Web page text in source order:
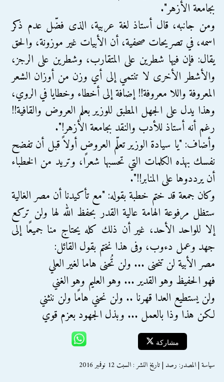
بجامعة الأزهر".
ومن جانبه، قال أستاذ لغة عربية، الذى فضّل عدم ذكر
اسمه، في تصريحات صحفية، أن الأبيات غير موزونة، والحق
يقال: فإن فيها شطرين على المتقارب، وشطرين على الرجز،
والأشطر الأخرى لا تنتمي إلى أي وزن من أوزان الشعر
المعروفة واللا معروفة!! إضافة إلى أخطاء وخطايا في الروي،
وهذا يدل على الجهل المطبق للوزير بعلم العروض والقافية!!
رغم أنه أستاذ للأدب والنقد بجامعة الأزهر!".
وأضاف: "يا سيادة الوزير تعلّم العروض أولاً قبل أن تفضح
نفسك بهذه الكلمات التي تحسبها شعرًا، وتريد من الخطباء
أن يرددوها على المنابر!!".
وكان جمعة قد ختم خطبة بقوله: "مع تأكيدنا أن مصر الغالية
ستظل مرفوعة الهامة عالية القدر بحفظ الله لها ولن تركع
إلا للواحد الأحد، غير أن ذلك كله يحتاج منا جميعًا إلى
جهد وعمل دءوب، وفى هذا نختم بقول القائل:
مصر الأبية لن تنحنى ... ولن تُحنى هاما لغير العلي
فهو الحفيظ وهو القدير ... وهو العليم وهو الغني
ولن يستطيع العدا قهرنا .. ولن نحني هامًا ولن ننثني
لكن هذا وذا بالعمل ... وبذل الجهود بعزم قوي
مشاركة
سياسة | المصدر: رصد | تاريخ النشر : السبت 12 نوفمبر 2016